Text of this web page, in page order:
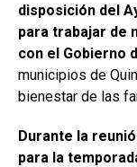
disposición del
para trabajar de
con el Gobierno
municipios de
bienestar de las
Durante la
para la